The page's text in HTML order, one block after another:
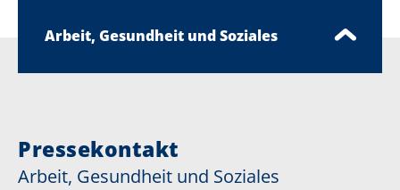
Arbeit, Gesundheit und Soziales
Pressekontakt
Arbeit, Gesundheit und Soziales